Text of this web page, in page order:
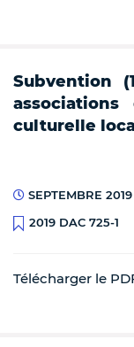
Subvention
culturelle
SEPTEMBRE 2019
2019 DAC 725-1
Télécharger le